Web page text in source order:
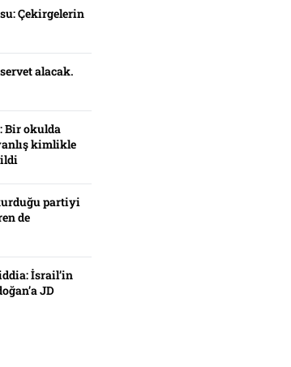
Çekirgelerin
alacak.
Bir okulda
kimlikle
partiyi
de
İsrail’in
JD